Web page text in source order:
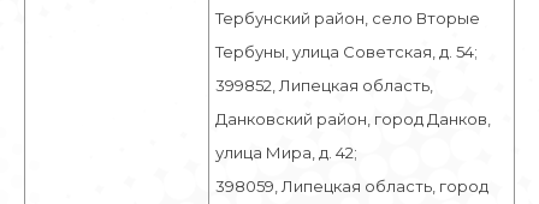
Тербунский район, село Вторые
Тербуны, улица Советская, д. 54;
399852, Липецкая область,
Данковский район, город Данков,
улица Мира, д. 42;
398059, Липецкая область, город